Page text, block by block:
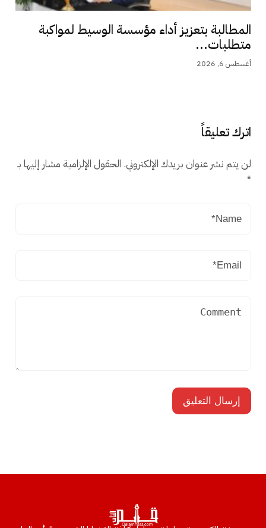
المطالبة بتعزيز أداء مؤسسة الوسيط لمواكبة
متطلبات...
أغسطس 6, 2026
اترك تعليقاً
لن يتم نشر عنوان بريدك الإلكتروني. الحقول الإلزامية مشار إليها بـ
*